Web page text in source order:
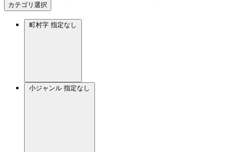
カテゴリ選択
町村字 指定なし
小ジャンル 指定なし